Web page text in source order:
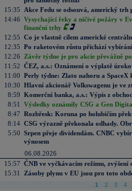
15:35
Akce Fedu se odsouvá, americký
14:46 Vysychající řeky a ničivé požáry v
finanční trhy
12:55 Co je vlastně cílem americké
12:35 Po raketovém růstu přichází
12:26
Závěr týdne je pro akcie převážně
11:52 ČEZ, a.s.: Oznámení o výplatě
11:00 Perly týdne: Zlato nahoru a SpaceX
10:30 Hlavní akcionář Volkswagenu je ve
8:59 Komerční banka, a.s.: Výpis z
8:51
Výsledky oznámily CSG a Gen
8:47 Rozbřesk: Koruna po holubičím
8:14 CSG výrazně překonala odhady.
5:50 Srpen přeje dividendám. CNBC
výnosem
06.08.2026
15:57 ČNB ve vyčkávacím režimu, zvýšení
15:31
Zásoby plynu v EU jsou pro toto
1 2 3 4